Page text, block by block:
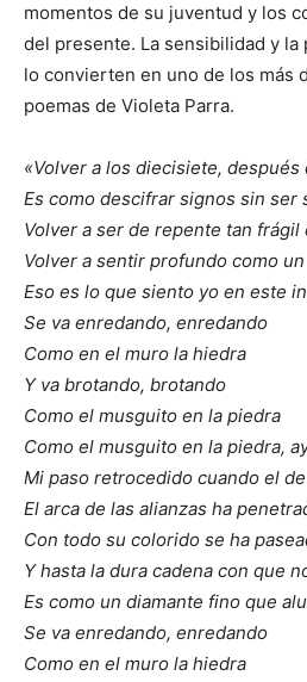
momentos de su juventud y los
del presente. La sensibilidad y
lo convierten en uno de los más
poemas de Violeta Parra.
«Volver a los diecisiete,
Es como descifrar signos sin ser
Volver a ser de repente tan
Volver a sentir profundo como
Eso es lo que siento yo en este
Se va enredando, enredando
Como en el muro la hiedra
Y va brotando, brotando
Como el musguito en la piedra
Como el musguito en la piedra,
Mi paso retrocedido cuando el
El arca de las alianzas ha
Con todo su colorido se ha
Y hasta la dura cadena con que
Es como un diamante fino que
Se va enredando, enredando
Como en el muro la hiedra